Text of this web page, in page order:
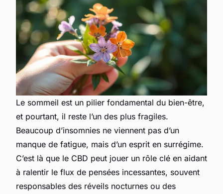
Le sommeil est un pilier fondamental du bien-être,
et pourtant, il reste l’un des plus fragiles.
Beaucoup d’insomnies ne viennent pas d’un
manque de fatigue, mais d’un esprit en surrégime.
C’est là que le CBD peut jouer un rôle clé en aidant
à ralentir le flux de pensées incessantes, souvent
responsables des réveils nocturnes ou des